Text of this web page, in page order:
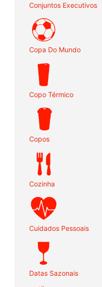
Conjuntos Executivos
Copa Do Mundo
Copo Térmico
Copos
Cozinha
Cuidados Pessoais
Datas Sazonais